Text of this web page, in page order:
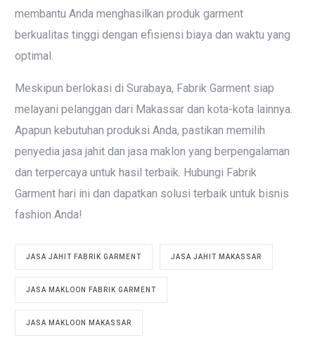
membantu Anda menghasilkan produk garment
berkualitas tinggi dengan efisiensi biaya dan waktu yang
optimal.
Meskipun berlokasi di Surabaya, Fabrik Garment siap
melayani pelanggan dari Makassar dan kota-kota lainnya.
Apapun kebutuhan produksi Anda, pastikan memilih
penyedia jasa jahit dan jasa maklon yang berpengalaman
dan terpercaya untuk hasil terbaik. Hubungi Fabrik
Garment hari ini dan dapatkan solusi terbaik untuk bisnis
fashion Anda!
JASA JAHIT FABRIK GARMENT JASA JAHIT MAKASSAR
JASA MAKLOON FABRIK GARMENT
JASA MAKLOON MAKASSAR